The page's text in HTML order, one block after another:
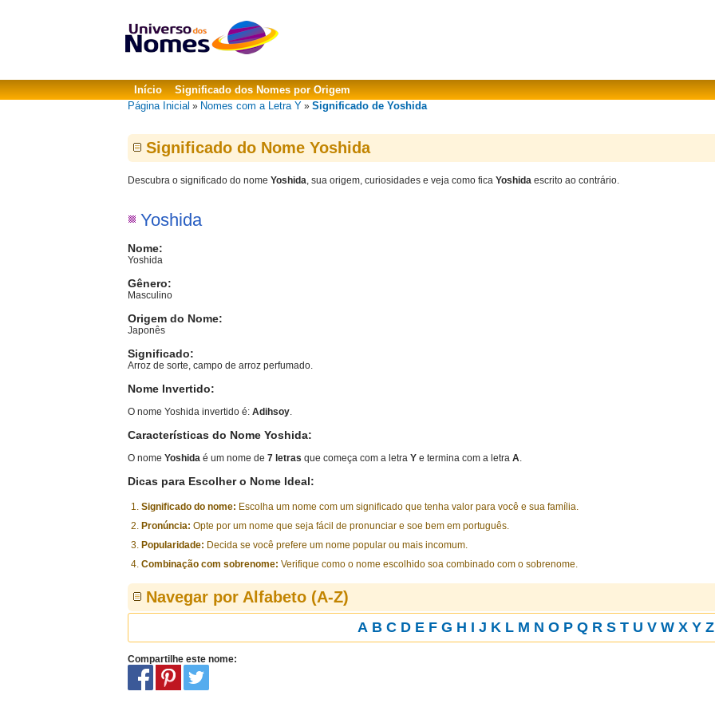
Início
Significado dos Nomes por Origem
Página Inicial » Nomes com a Letra Y » Significado de Yoshida
Significado do Nome Yoshida
Descubra o significado do nome Yoshida, sua origem, curiosidades e veja como fica Yoshida escrito ao contrário.
Yoshida
Nome:
Yoshida
Gênero:
Masculino
Origem do Nome:
Japonês
Significado:
Arroz de sorte, campo de arroz perfumado.
Nome Invertido:
O nome Yoshida invertido é: Adihsoy.
Características do Nome Yoshida:
O nome Yoshida é um nome de 7 letras que começa com a letra Y e termina com a letra A.
Dicas para Escolher o Nome Ideal:
Significado do nome: Escolha um nome com um significado que tenha valor para você e sua família.
Pronúncia: Opte por um nome que seja fácil de pronunciar e soe bem em português.
Popularidade: Decida se você prefere um nome popular ou mais incomum.
Combinação com sobrenome: Verifique como o nome escolhido soa combinado com o sobrenome.
Navegar por Alfabeto (A-Z)
A B C D E F G H I J K L M N O P Q R S T U V W X Y Z
Compartilhe este nome: